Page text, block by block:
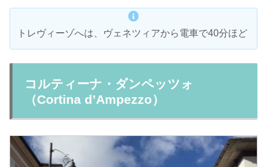
トレヴィーゾへは、ヴェネツィアから電車で40分ほど
コルティーナ・ダンペッツォ
（Cortina d’Ampezzo）